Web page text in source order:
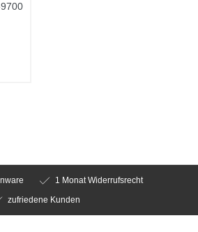
1 Monat Widerrufsrecht
zufriedene Kunden